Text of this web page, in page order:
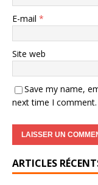
E-mail *
Site web
Save my name,
next time I comment.
ARTICLES